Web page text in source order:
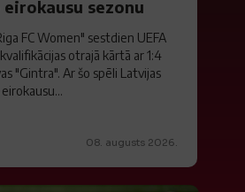
sezonu
FC Women" sestdien UEFA
otrajā kārtā ar 1:4
"Gintra". Ar šo spēli Latvijas
08. augusts 2026.